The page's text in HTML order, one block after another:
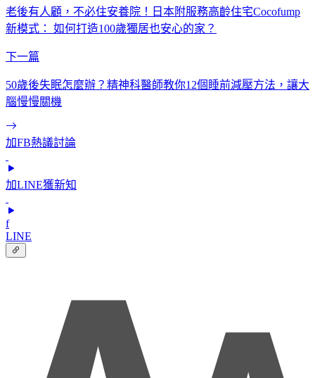
老後有人顧，不必住安養院！日本附服務高齡住宅Cocofump
新模式： 如何打造100歲獨居也安心的家？
下一篇
50歲後失眠怎麼辦？精神科醫師教你12個睡前減壓方法，讓大
腦慢慢關機
加FB熱議討論
加LINE獲新知
f
LINE